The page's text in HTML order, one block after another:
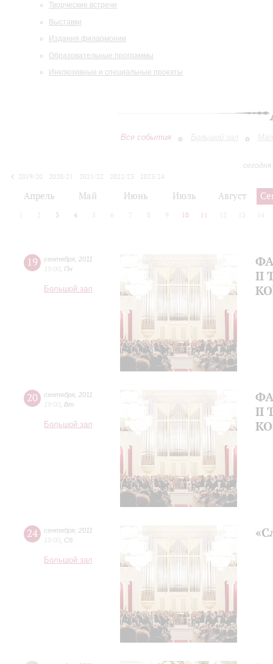
Творческие встречи
Выставки
Издания филармонии
Образовательные программы
Инклюзивные и специальные проекты
Все события Большой зал
2019/20
2020/21 2021/22 2022/23
2023/24
Апрель Май Июнь Июль Август
2 3 4 5 6 7 8 9 10 11 12 13 14
19 сентября 2011
19:00 Пн
Большой зал
II
20 сентября 2011
19:00 Вт
Большой зал
II
24 сентября 2011
19:00 Сб
Большой зал